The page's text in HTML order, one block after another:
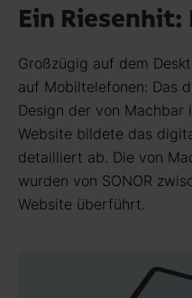
Ein
Großzügig auf dem
auf Mobiltelefonen: Das
Design der von Machbar
Website bildete das
detailliert ab. Die von
wurden von SONOR
Website überführt.